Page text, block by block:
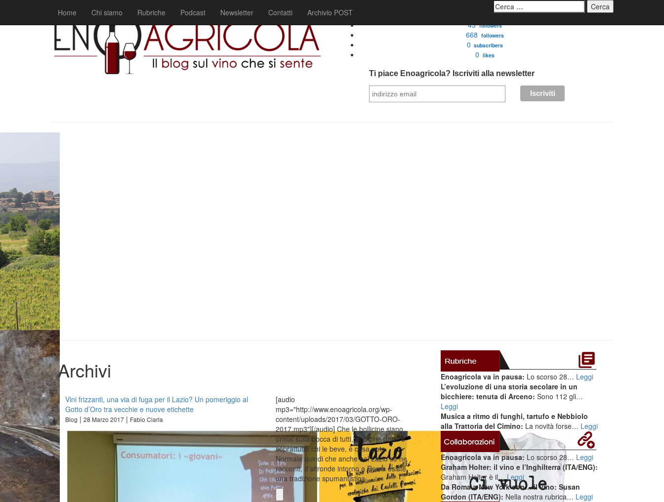
Home Chi siamo Rubriche Podcast Newsletter Contatti Archivio POST
Ricerca
per:
43 followers
668 followers
0 subscribers
0 likes
Ti piace Enoagricola? Iscriviti alla newsletter
Archivi
Vini frizzanti, una via di fuga per il Lazio? Un pomeriggio al
Gotto d’Oro tra vecchie e nuove etichette
Blog | 28 Marzo 2017 | Fabio Ciarla
[audio
mp3="http://www.enoagricola.org/wp-
content/uploads/2017/03/GOTTO-ORO-
2017.mp3"][/audio] Che le bollicine siano
ormai sulla bocca di tutti, di chi ne parla e
soprattutto chi le beve, è cosa nota.
Normale quindi che anche nel Lazio se ne
racconti, d’altronde intorno a Roma esiste
una tradizione spumantistica…
Enoagricola va in pausa: Lo scorso 28… Leggi
L’evoluzione di una storia secolare in un
bicchiere: tenuta di Arceno: Sono 112 gli…
Leggi
Musica a ritmo di funghi, tartufo e Nebbiolo
alla Trattoria del Cimino: La novità forse… Leggi
Enoagricola va in pausa: Lo scorso 28… Leggi
Graham Holter: il vino e l’Inghilterra (ITA/ENG):
Graham Holter è il…Leggi
Da Roma a New York con… il vino: Susan
Gordon (ITA/ENG): Nella nostra rubrica… Leggi